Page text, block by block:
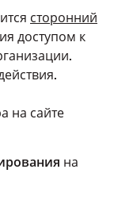
сторонний
доступом к
на сайте
на